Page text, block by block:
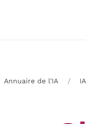
Annuaire de l'IA